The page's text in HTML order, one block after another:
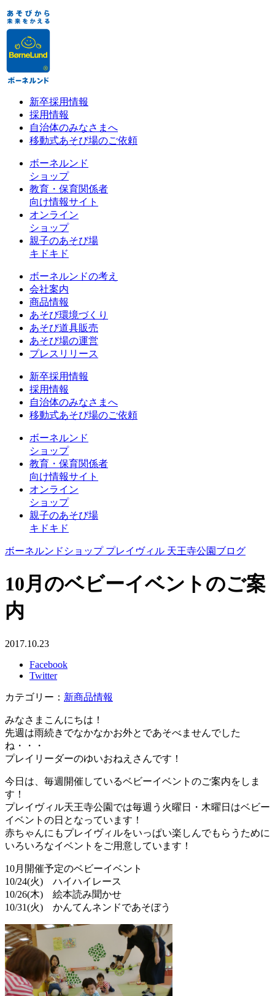
新卒採用情報
採用情報
自治体のみなさまへ
移動式あそび場のご依頼
ボーネルンド
ショップ
教育・保育関係者
向け情報サイト
オンライン
ショップ
親子のあそび場
キドキド
ボーネルンドの考え
会社案内
商品情報
あそび環境づくり
あそび道具販売
あそび場の運営
プレスリリース
新卒採用情報
採用情報
自治体のみなさまへ
移動式あそび場のご依頼
ボーネルンド
ショップ
教育・保育関係者
向け情報サイト
オンライン
ショップ
親子のあそび場
キドキド
ボーネルンドショップ プレイヴィル 天王寺公園ブログ
10月のベビーイベントのご案
内
2017.10.23
Facebook
Twitter
カテゴリー： 新商品情報
みなさまこんにちは！
先週は雨続きでなかなかお外とであそべませんでした
ね・・・
プレイリーダーのゆいおねえさんです！
今日は、毎週開催しているベビーイベントのご案内をしま
す！
プレイヴィル天王寺公園では毎週う火曜日・木曜日はベビー
イベントの日となっています！
赤ちゃんにもプレイヴィルをいっぱい楽しんでもらうために
いろいろなイベントをご用意しています！
10月開催予定のベビーイベント
10/24(火) ハイハイレース
10/26(木) 絵本読み聞かせ
10/31(火) かんてんネンドであそぼう